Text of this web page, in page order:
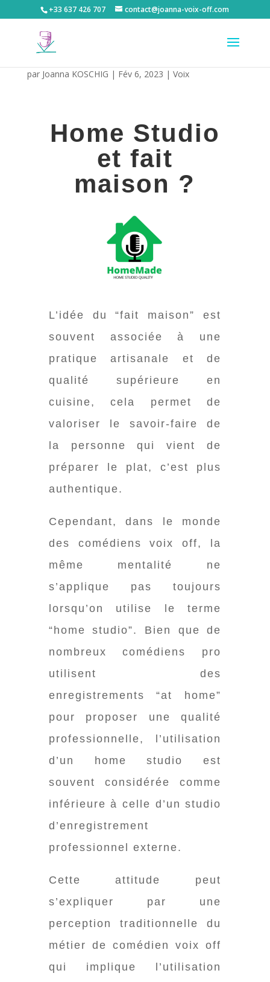
+33 637 426 707 contact@joanna-voix-off.com
par Joanna KOSCHIG | Fév 6, 2023 | Voix
Home Studio
et fait
maison ?
L’idée du “fait maison” est
souvent associée à une
pratique artisanale et de
qualité supérieure en
cuisine, cela permet de
valoriser le savoir-faire de
la personne qui vient de
préparer le plat, c’est plus
authentique.
Cependant, dans le monde
des comédiens voix off, la
même mentalité ne
s’applique pas toujours
lorsqu’on utilise le terme
“home studio”. Bien que de
nombreux comédiens pro
utilisent des
enregistrements “at home”
pour proposer une qualité
professionnelle, l’utilisation
d’un home studio est
souvent considérée comme
inférieure à celle d’un studio
d’enregistrement
professionnel externe.
Cette attitude peut
s’expliquer par une
perception traditionnelle du
métier de comédien voix off
qui implique l’utilisation